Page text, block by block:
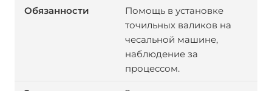
Помощь в установке
точильных валиков на
чесальной машине,
наблюдение за
процессом.